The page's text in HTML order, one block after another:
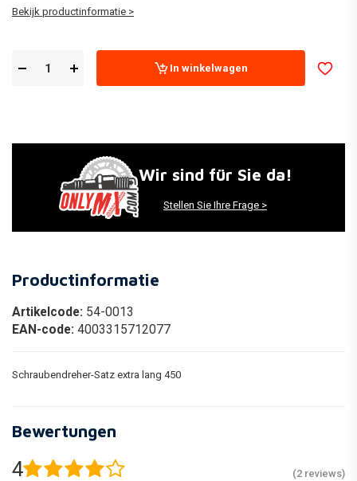
Bekijk productinformatie >
In winkelwagen
Wir sind für Sie da!
Stellen Sie Ihre Frage >
Productinformatie
Artikelcode: 54-0013
EAN-code: 4003315712077
Schraubendreher-Satz extra lang 450
Bewertungen
4 (2 reviews)